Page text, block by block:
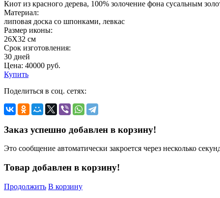
Киот из красного дерева, 100% золочение фона сусальным
Материал:
липовая доска со шпонками, левкас
Размер иконы:
26Х32 см
Срок изготовления:
30 дней
Цена: 40000 руб.
Купить
Поделиться в соц. сетях:
Заказ успешно добавлен в корзину!
Это сообщение автоматически закроется через несколько
Товар добавлен в корзину!
Продолжить В корзину